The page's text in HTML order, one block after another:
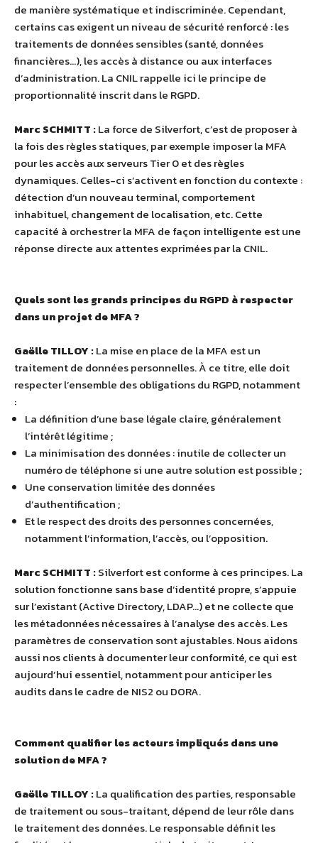
de manière systématique et indiscriminée. Cependant,
certains cas exigent un niveau de sécurité renforcé : les
traitements de données sensibles (santé, données
financières…), les accès à distance ou aux interfaces
d’administration. La CNIL rappelle ici le principe de
proportionnalité inscrit dans le RGPD.
Marc SCHMITT :La force de Silverfort, c’est de proposer à
la fois des règles statiques, par exemple imposer la MFA
pour les accès aux serveurs Tier 0 et des règles
dynamiques. Celles-ci s’activent en fonction du contexte :
détection d’un nouveau terminal, comportement
inhabituel, changement de localisation, etc. Cette
capacité à orchestrer la MFA de façon intelligente est une
réponse directe aux attentes exprimées par la CNIL.
Quels sont les grands principes du RGPD à respecter
dans un projet de MFA ?
Gaëlle TILLOY :La mise en place de la MFA est un
traitement de données personnelles. À ce titre, elle doit
respecter l’ensemble des obligations du RGPD, notamment
:
La définition d’une base légale claire, généralement
l’intérêt légitime ;
La minimisation des données : inutile de collecter un
numéro de téléphone si une autre solution est possible ;
Une conservation limitée des données
d’authentification ;
Et le respect des droits des personnes concernées,
notamment l’information, l’accès, ou l’opposition.
Marc SCHMITT :Silverfort est conforme à ces principes. La
solution fonctionne sans base d’identité propre, s’appuie
sur l’existant (Active Directory, LDAP…) et ne collecte que
les métadonnées nécessaires à l’analyse des accès. Les
paramètres de conservation sont ajustables. Nous aidons
aussi nos clients à documenter leur conformité, ce qui est
aujourd’hui essentiel, notamment pour anticiper les
audits dans le cadre de NIS2 ou DORA.
Comment qualifier les acteurs impliqués dans une
solution de MFA ?
Gaëlle TILLOY :La qualification des parties, responsable
de traitement ou sous-traitant, dépend de leur rôle dans
le traitement des données. Le responsable définit les